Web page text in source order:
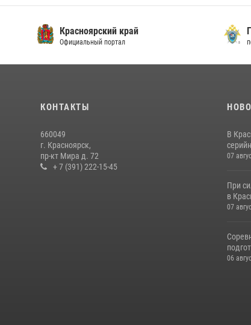
Красноярский край
Официальный портал
КОНТАКТЫ
660049
г. Красноярск,
пр-кт Мира д. 72
+ 7 (391) 222-15-45
В
07
При
в
07
06